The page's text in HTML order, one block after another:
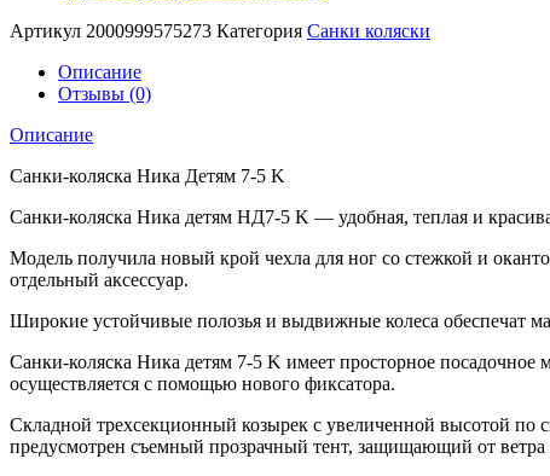
шишкой
Артикул 2000999575273 Категория Санки коляски
Описание
Отзывы (0)
Описание
Санки-коляска Ника Детям 7-5 K
Санки-коляска Ника детям НД7-5 K — удобная, теплая и
Модель получила новый крой чехла для ног со стежкой и
отдельный аксессуар.
Широкие устойчивые полозья и выдвижные колеса обеспечат
Санки-коляска Ника детям 7-5 K имеет просторное
осуществляется с помощью нового фиксатора.
Складной трехсекционный козырек с увеличенной высотой
предусмотрен съемный прозрачный тент, защищающий от ветра